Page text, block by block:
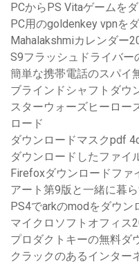
PCからPS Vitaゲームを
PC用のgoldenkey vpnを
Mahalakshmiカレンダー
S9フラッシュドライバー
簡単な携帯電話のスパイ
ブラインドシャフトダウ
スターウォーズヒーロー
ロード
ダウンロードマスクpdf
ダウンロードしたファイ
Firefoxダウンロードファ
アート第9版と一緒に暮
PS4でarkのmodをダウン
マイクロソフトオフィス
プロダクトキーの無料ダ
クラックのあるインター